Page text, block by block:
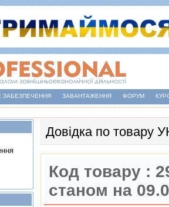
ЗАБЕЗПЕЧЕННЯ ЗАВАНТАЖЕННЯ ФОРУМ
Довідка по товару
Код товару :
станом на